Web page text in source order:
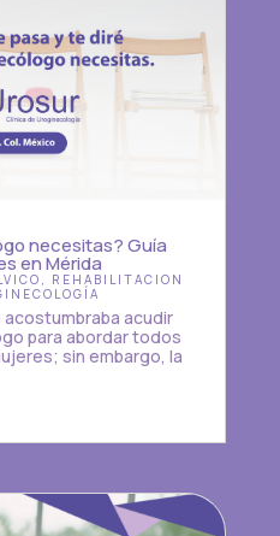
necesitas? Guía
en Mérida
, REHABILITACION
acudir
para abordar todos
sin embargo, la